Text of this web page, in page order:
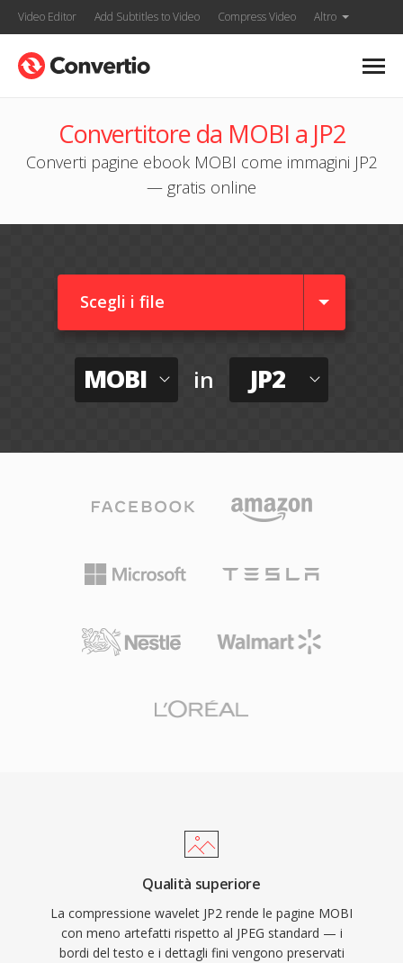
Video Editor Add Subtitles to Video Compress Video Altro
Convertitore da MOBI a JP2
Converti pagine ebook MOBI come immagini JP2
— gratis online
Scegli i file
MOBI in JP2
Qualità superiore
La compressione wavelet JP2 rende le pagine MOBI
con meno artefatti rispetto al JPEG standard — i
bordi del testo e i dettagli fini vengono preservati